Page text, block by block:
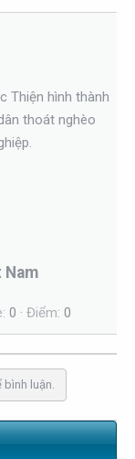
Thiện hình thành
thoát nghèo
Nam
0 Điểm 0
bình luận.